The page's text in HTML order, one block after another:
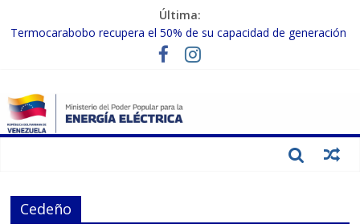
Última:
Termocarabobo recupera el 50% de su capacidad de generación
MPPEE avanza en la recuperación de infraestructuras eléctricas
Gobierno Nacional coordina acciones con el sector privado para
fortalecer el SEN ante el «Súper Niño»
Inspeccionan trabajos de rehabilitación en instalaciones del SEN
Cedeño